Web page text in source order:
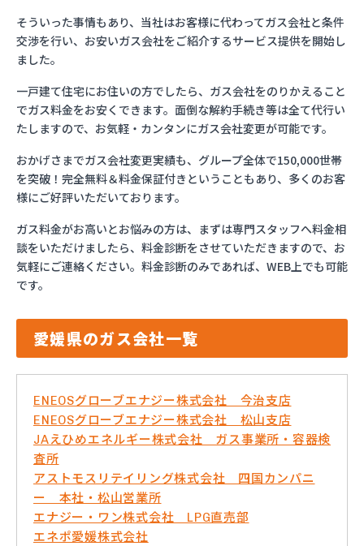
そういった事情もあり、当社はお客様に代わってガス会社と条件
交渉を行い、お安いガス会社をご紹介するサービス提供を開始し
ました。
一戸建て住宅にお住いの方でしたら、ガス会社をのりかえること
でガス料金をお安くできます。面倒な解約手続き等は全て代行い
たしますので、お気軽・カンタンにガス会社変更が可能です。
おかげさまでガス会社変更実績も、グループ全体で150,000世帯
を突破！完全無料＆料金保証付きということもあり、多くのお客
様にご好評いただいております。
ガス料金がお高いとお悩みの方は、まずは専門スタッフへ料金相
談をいただけましたら、料金診断をさせていただきますので、お
気軽にご連絡ください。料金診断のみであれば、WEB上でも可能
です。
愛媛県のガス会社一覧
ENEOSグローブエナジー株式会社 今治支店
ENEOSグローブエナジー株式会社 松山支店
JAえひめエネルギー株式会社 ガス事業所・容器検
査所
アストモスリテイリング株式会社 四国カンパニ
ー 本社・松山営業所
エナジー・ワン株式会社 LPG直売部
エネポ愛媛株式会社